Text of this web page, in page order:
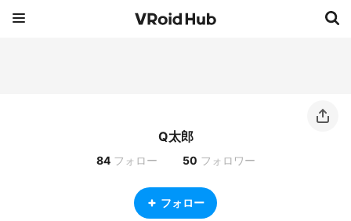
Q太郎
84 フォロー 50 フォロワー
フォロー